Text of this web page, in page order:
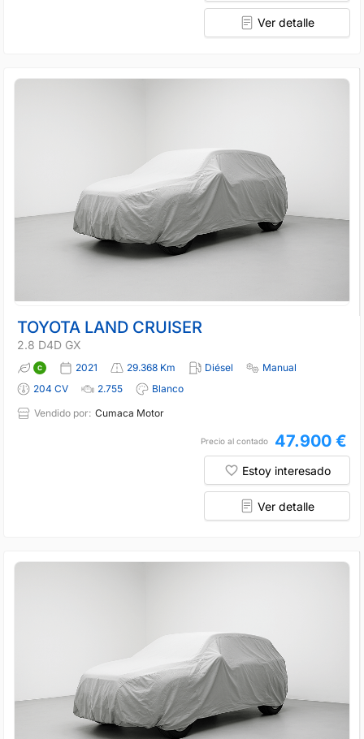
Ver detalle
TOYOTA LAND CRUISER
2.8 D4D GX
2021 29.368 Km Diésel
Manual
204 CV
2.755
Blanco
Vendido por: Cumaca Motor
Precio al contado 47.900 €
Estoy interesado
Ver detalle